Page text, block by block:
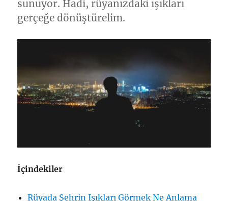
sunuyor. Hadi, rüyanızdaki ışıkları
gerçeğe dönüştürelim.
İçindekiler
Rüyada Şehrin Işıkları Görmek Ne Anlama